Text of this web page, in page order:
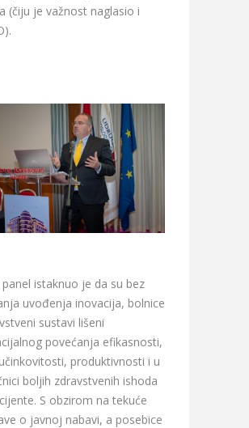
(čiju je važnost naglasio i
panel istaknuo je da su bez
uvođenja inovacija, bolnice
sustavi lišeni
povećanja efikasnosti,
produktivnosti i u
boljih zdravstvenih ishoda
S obzirom na tekuće
o javnoj nabavi, a posebice